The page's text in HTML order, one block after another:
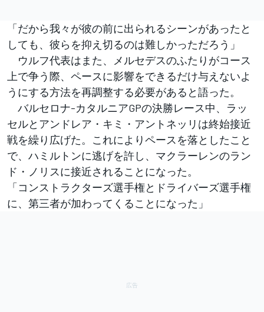
「だから我々が彼の前に出られるシーンがあったと
しても、彼らを抑え切るのは難しかっただろう」
ウルフ代表はまた、メルセデスのふたりがコース
上で争う際、ペースに影響をできるだけ与えないよ
うにする方法を再調整する必要があると語った。
バルセロナ-カタルニアGPの決勝レース中、ラッ
セルとアンドレア・キミ・アントネッリは終始接近
戦を繰り広げた。これによりペースを落としたこと
で、ハミルトンに逃げを許し、マクラーレンのラン
ド・ノリスに接近されることになった。
「コンストラクターズ選手権とドライバーズ選手権
に、第三者が加わってくることになった」